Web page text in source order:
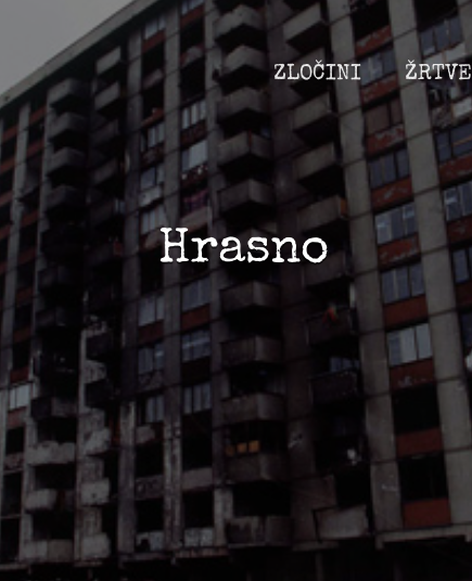
ZLOČINI ŽRTVE
Hrasno